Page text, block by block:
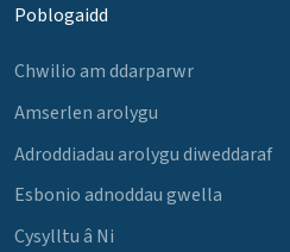
Poblogaidd
Chwilio am ddarparwr
Amserlen arolygu
Adroddiadau arolygu diweddaraf
Esbonio adnoddau gwella
Cysylltu â Ni